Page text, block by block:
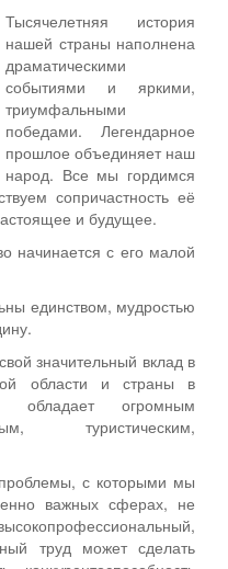
Тысячелетняя история
нашей страны наполнена
драматическими
событиями и яркими,
триумфальными
победами. Легендарное
прошлое объединяет наш
народ. Все мы гордимся
сопричастность её
и будущее.
начинается с его малой
единством, мудростью
значительный вклад в
области и страны в
огромным
туристическим,
с которыми мы
важных сферах, не
труд может сделать